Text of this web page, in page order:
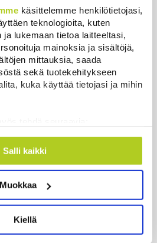
käsittelemme henkilötietojasi,
teknologioita, kuten
lukemaan tietoa laitteeltasi,
mainoksia ja sisältöjä,
mittauksia, saada
sekä tuotekehitykseen
kuka käyttää tietojasi ja mihin
sijainnistasi,
metrin tarkkuudella
(sormenjäljen
käsitellään ja miten
sen milloin vain
Salli kaikki
Muokkaa
Kiellä